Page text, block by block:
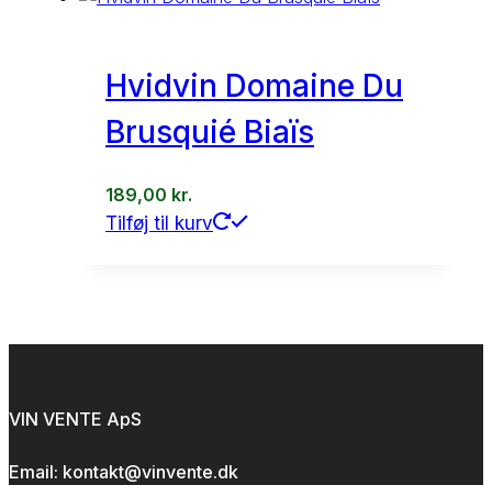
Hvidvin Domaine Du
Brusquié Biaïs
189,00 kr.
Tilføj til kurv
VIN VENTE ApS
Email: kontakt@vinvente.dk